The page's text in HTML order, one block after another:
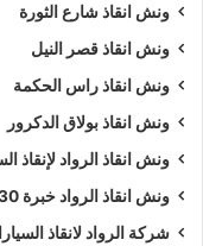
ونش انقاذ شارع الثورة
ونش انقاذ قصر النيل
ونش انقاذ راس الحكمة
ونش انقاذ بولاق الدكرور
ونش انقاذ الرواد
ونش انقاذ الرواد خبرة 30 عام تضمن لك خدمة مميزة
شركة الرواد لانقاذ